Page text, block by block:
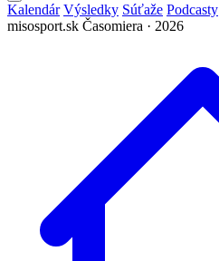
Kalendár Výsledky Súťaže Podcasty
misosport.sk Časomiera · 2026